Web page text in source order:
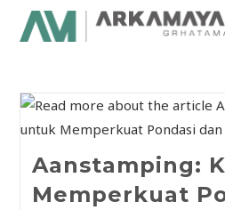
Aanstamping:
Memperkuat